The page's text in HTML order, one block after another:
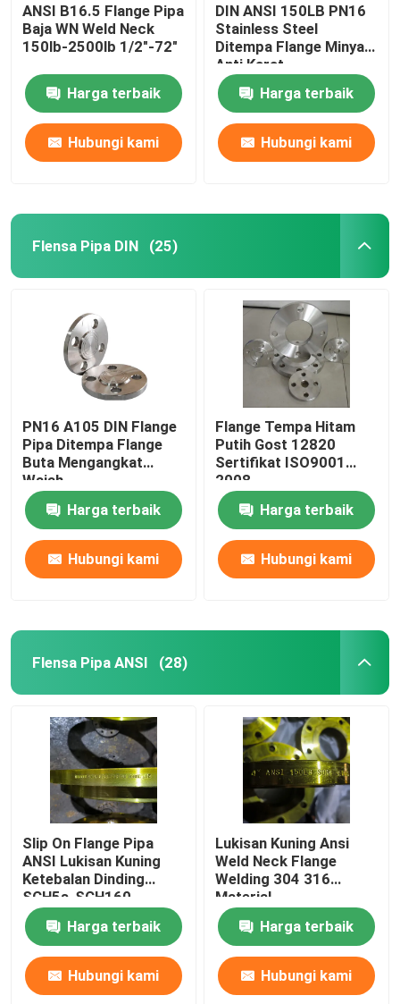
Tentang kita
Produk
Flensa Pipa Baja
Flensa Pipa DIN
Flensa Pipa ANSI
Flensa Standar GOST
ANSI B16.5 Flange Pipa
Baja WN Weld Neck
150lb-2500lb 1/2"-72"
Harga terbaik
Hubungi kami
DIN ANSI 150LB PN16
Stainless Steel
Ditempa Flange Minyak
Anti Karat,
Harga terbaik
Hubungi kami
Flensa Pipa DIN (25)
PN16 A105 DIN Flange
Pipa Ditempa Flange
Buta Mengangkat
Wajah
Harga terbaik
Hubungi kami
Flange Tempa Hitam
Putih Gost 12820
Sertifikat ISO9001
2008
Harga terbaik
Hubungi kami
Flensa Pipa ANSI (28)
Slip On Flange Pipa
ANSI Lukisan Kuning
Ketebalan Dinding
SCH5s-SCH160
Harga terbaik
Hubungi kami
Lukisan Kuning Ansi
Weld Neck Flange
Welding 304 316
Material
Harga terbaik
Hubungi kami